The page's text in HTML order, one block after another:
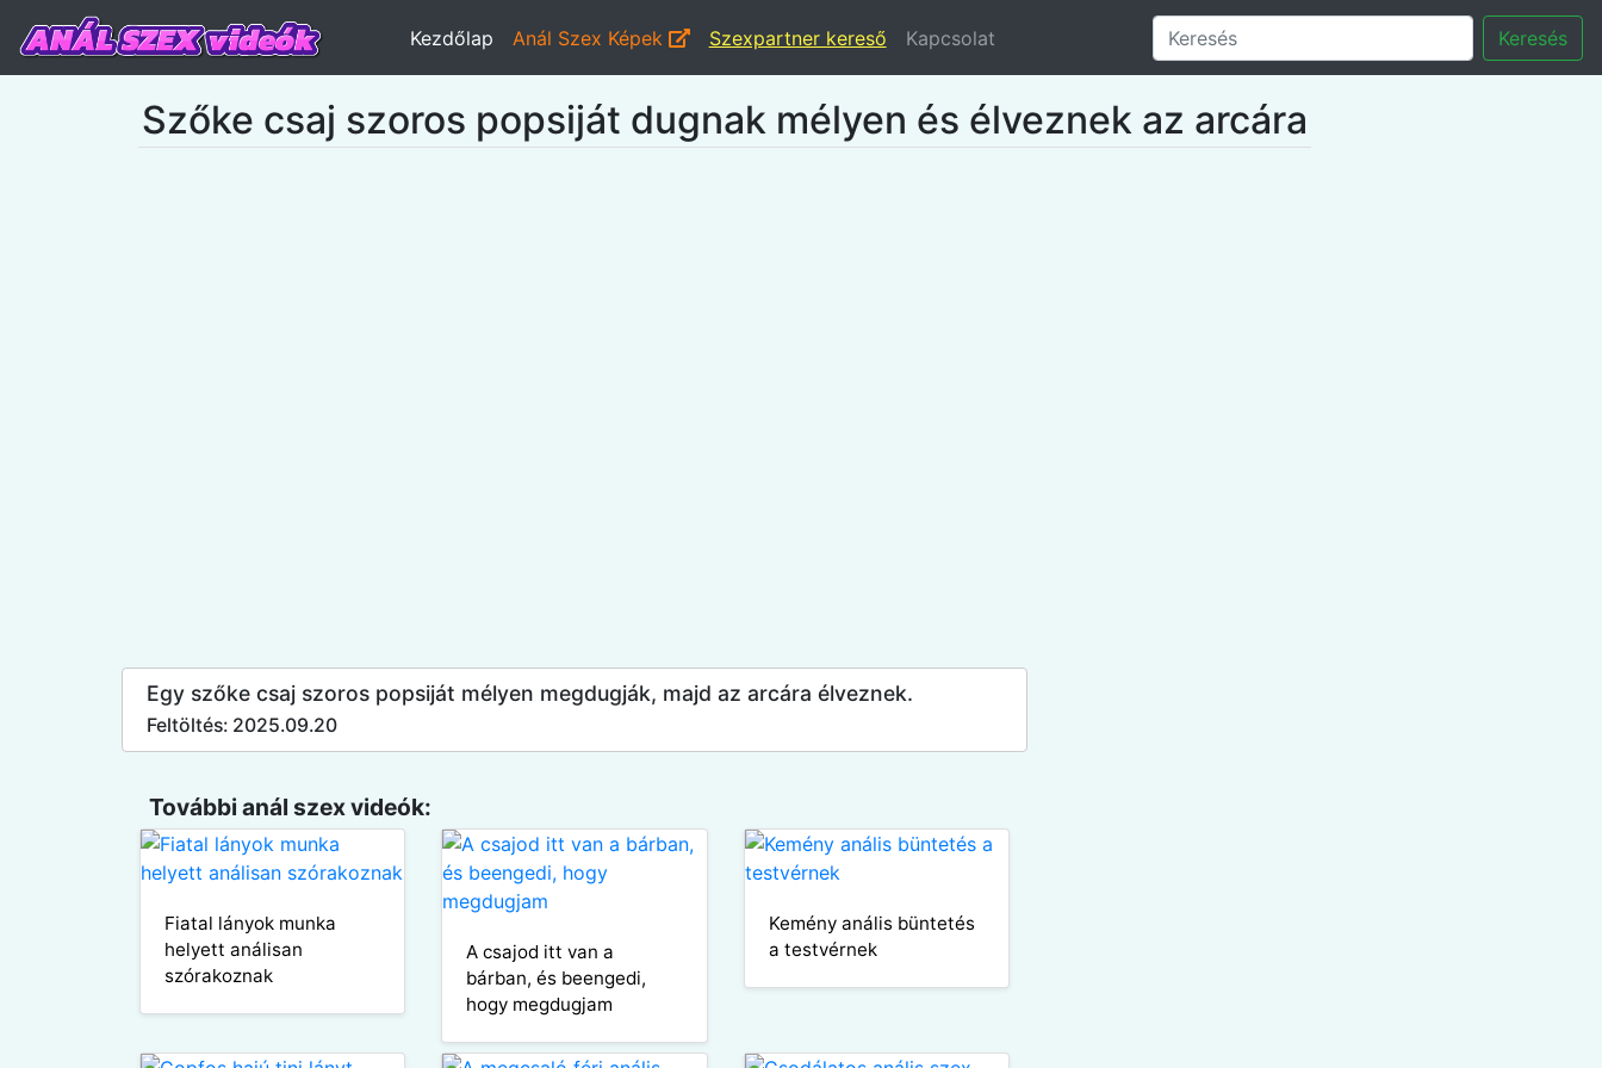
Kezdőlap Anál Szex Képek Szexpartner kereső Kapcsolat Keresés
Szőke csaj szoros popsiját dugnak mélyen és élveznek az arcára
Egy szőke csaj szoros popsiját mélyen megdugják, majd az arcára élveznek.
Feltöltés: 2025.09.20
További anál szex videók:
Fiatal lányok munka
helyett análisan
szórakoznak
A csajod itt van a
bárban, és beengedi,
hogy megdugjam
Kemény anális büntetés
a testvérnek